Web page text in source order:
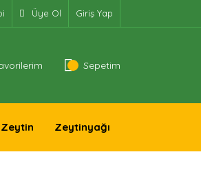
Üye Ol Giriş Yap
Sepetim
Zeytin Zeytinyağı